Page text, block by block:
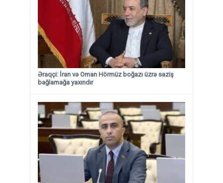
Əraqçi: İran və Oman Hörmüz boğazı üzrə saziş
bağlamağa yaxındır